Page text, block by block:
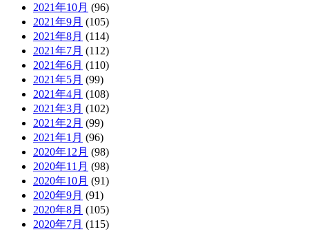
2021年10月 (96)
2021年9月 (105)
2021年8月 (114)
2021年7月 (112)
2021年6月 (110)
2021年5月 (99)
2021年4月 (108)
2021年3月 (102)
2021年2月 (99)
2021年1月 (96)
2020年12月 (98)
2020年11月 (98)
2020年10月 (91)
2020年9月 (91)
2020年8月 (105)
2020年7月 (115)